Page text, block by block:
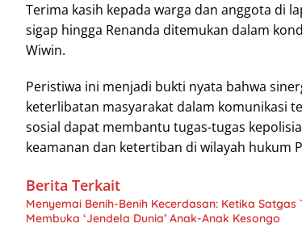
Terima kasih kepada warga dan anggota di
sigap hingga Renanda ditemukan dalam
Wiwin.
Peristiwa ini menjadi bukti nyata bahwa
keterlibatan masyarakat dalam komunikasi
sosial dapat membantu tugas-tugas
keamanan dan ketertiban di wilayah hukum
Berita Terkait
Menyemai Benih-Benih Kecerdasan: Ketika Satgas
Membuka ‘Jendela Dunia’ Anak-Anak Kesongo